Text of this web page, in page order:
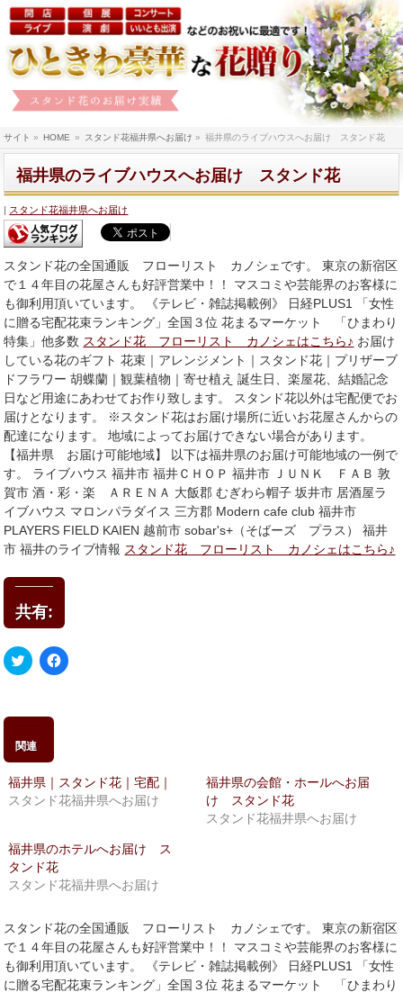
サイト » HOME » スタンド花福井県へお届け » 福井県のライブハウスへお届け スタンド花
福井県のライブハウスへお届け スタンド花
スタンド花福井県へお届け
スタンド花の全国通販 フローリスト カノシェです。 東京の新宿区
で１４年目の花屋さんも好評営業中！！ マスコミや芸能界のお客様に
も御利用頂いています。 《テレビ・雑誌掲載例》 日経PLUS1 「女性
に贈る宅配花束ランキング」全国３位 花まるマーケット 「ひまわり
特集」他多数 スタンド花 フローリスト カノシェはこちら♪ お届け
している花のギフト 花束｜アレンジメント｜スタンド花｜プリザーブ
ドフラワー 胡蝶蘭｜観葉植物｜寄せ植え 誕生日、楽屋花、結婚記念
日など用途にあわせてお作り致します。 スタンド花以外は宅配便でお
届けとなります。 ※スタンド花はお届け場所に近いお花屋さんからの
配達になります。 地域によってお届けできない場合があります。
【福井県 お届け可能地域】 以下は福井県のお届け可能地域の一例で
す。 ライブハウス 福井市 福井ＣＨＯＰ 福井市 ＪＵＮＫ ＦＡＢ 敦
賀市 酒・彩・楽 ＡＲＥＮＡ 大飯郡 むぎわら帽子 坂井市 居酒屋ラ
イブハウス マロンパラダイス 三方郡 Modern cafe club 福井市
PLAYERS FIELD KAIEN 越前市 sobar's+（そばーズ プラス） 福井
市 福井のライブ情報 スタンド花 フローリスト カノシェはこちら♪
共有:
ク
リ
て
で
共
有
(新
し
い
ウ
ド
ウ
で
開
き
Facebook
で
ッ
ク
し
て
さ
い
し
い
ン
ド
ウ
で
開
き
関連
福井県｜スタンド花｜宅配｜
スタンド花福井県へお届け
福井県の会館・ホールへお届
け スタンド花
スタンド花福井県へお届け
福井県のホテルへお届け ス
タンド花
スタンド花福井県へお届け
スタンド花の全国通販 フローリスト カノシェです。 東京の新宿区
で１４年目の花屋さんも好評営業中！！ マスコミや芸能界のお客様に
も御利用頂いています。 《テレビ・雑誌掲載例》 日経PLUS1 「女性
に贈る宅配花束ランキング」全国３位 花まるマーケット 「ひまわり